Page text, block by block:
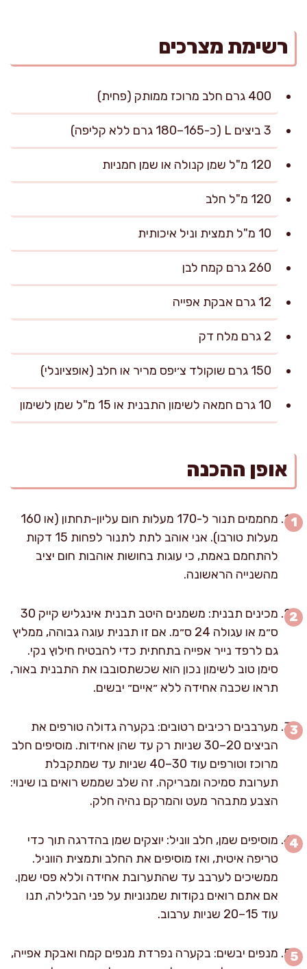
רשימת מצרכים
400 גרם חלב מרוכז ממותק (פחית)
3 ביצים L (כ-165–180 גרם ללא קליפה)
120 מ"ל שמן קנולה או שמן חמניות
120 מ"ל חלב
10 מ"ל תמצית וניל איכותית
260 גרם קמח לבן
12 גרם אבקת אפייה
2 גרם מלח דק
150 גרם שוקולד צ׳יפס מריר או חלב (אופציונלי)
10 גרם חמאה לשימון התבנית או 15 מ"ל שמן לשימון
אופן ההכנה
מחממים תנור ל-170 מעלות חום עליון-תחתון (או 160
מעלות טורבו). אני אוהב לתת לתנור לפחות 15 דקות
להתחמם באמת, כי עוגות בחושות אוהבות חום יציב
מהשנייה הראשונה.
מכינים תבנית: משמנים היטב תבנית אינגליש קייק 30
ס״מ או עגולה 24 ס״מ. אם זו תבנית עוגה גבוהה, ממליץ
גם לרפד נייר אפייה בתחתית כדי להבטיח חילוץ נקי.
סימן טוב לשימון נכון הוא שכשתסובבו את התבנית באור,
תראו שכבה אחידה ללא ״איים״ יבשים.
מערבבים רכיבים רטובים: בקערה גדולה טורפים את
הביצים 20–30 שניות רק עד שהן אחידות. מוסיפים חלב
מרוכז וטורפים עוד 30–40 שניות עד שמתקבלת
תערובת סמיכה ומבריקה. זה שלב שממש רואים בו שינוי:
הצבע מתבהר מעט והמרקם נהיה חלק.
מוסיפים שמן, חלב ווניל: יוצקים שמן בהדרגה תוך כדי
טריפה איטית, ואז מוסיפים את החלב ותמצית הווניל.
ממשיכים לערבב עד שהתערובת אחידה וללא פסי שמן.
אם אתם רואים נקודות שמנוניות על פני הבלילה, תנו
עוד 15–20 שניות ערבוב.
מנפים יבשים: בקערה נפרדת מנפים קמח ואבקת אפייה,